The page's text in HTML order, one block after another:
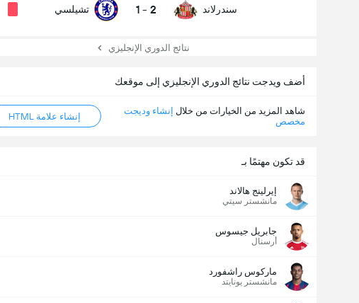
سندرلاند 2
-
1 تشيلسي
نتائج الدوري الإنجليزي
أضف ويدجت نتائج الدوري الإنجليزي إلى موقعك
شاهد المزيد من الخيارات من خلال إنشاء وديجت
مخصص
إنشاء علامة HTML
قد تكون مهتمًا بـ
إيرلينج هالاند
مانشستر سيتي
جابريل جيسوس
أرسنال
ماركوس راشفورد
مانشستر يونايتد
87%
أكثر